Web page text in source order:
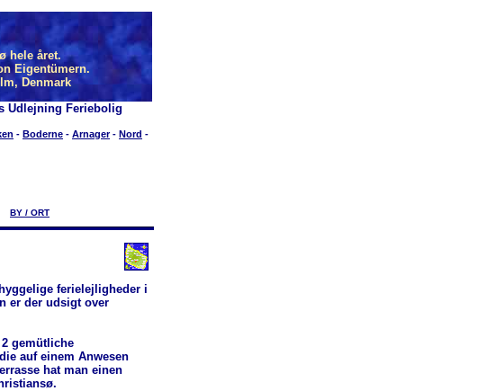
hele året.
Eigentümern.
Denmark
Udlejning Feriebolig
- Boderne - Arnager- Nord -
BY / ORT
ferielejligheder i
er der udsigt over
2 gemütliche
auf einem Anwesen
hat man einen